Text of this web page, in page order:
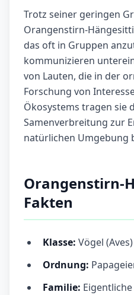
Trotz seiner geringen
Orangenstirn-
das oft in Gruppen
kommunizieren
von Lauten, die in der
Forschung von
Ökosystems tragen sie
Samenverbreitung zur
natürlichen Umgebung
Orangenstirn-
Fakten
Klasse: Vögel (Aves)
Ordnung:
Familie: